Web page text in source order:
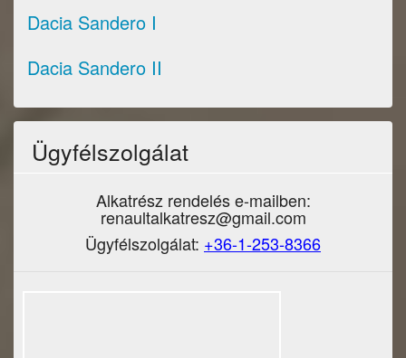
Dacia Sandero I
Dacia Sandero II
Ügyfélszolgálat
Alkatrész rendelés e-mailben:
renaultalkatresz@gmail.com
Ügyfélszolgálat: +36-1-253-8366